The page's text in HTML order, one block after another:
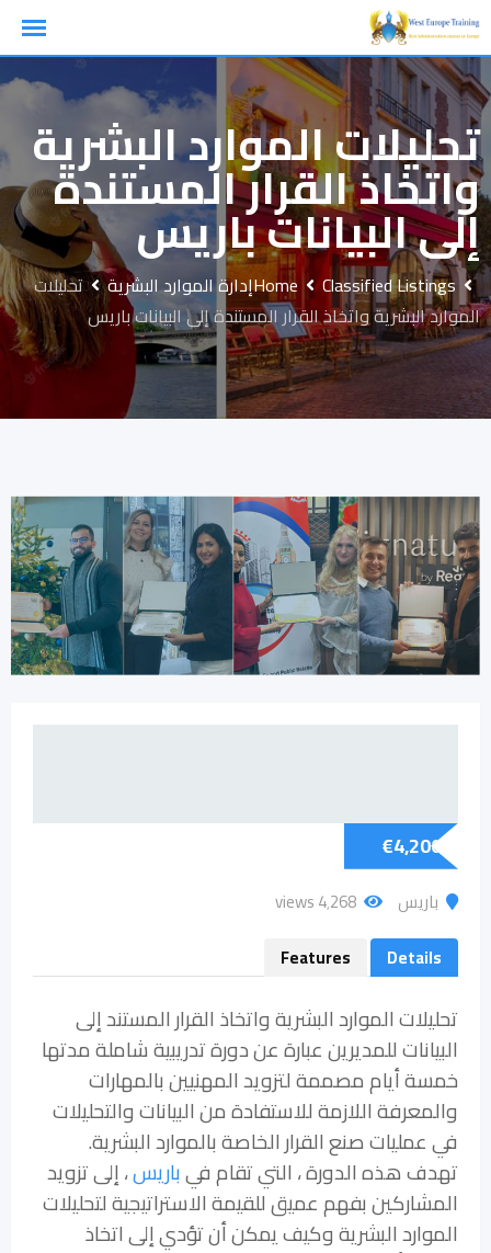
Skip
to
content
تحليلات الموارد البشرية
واتخاذ القرار المستندة
إلى البيانات باريس
Home Classified Listings إدارة الموارد البشرية
تحليلات
الموارد البشرية واتخاذ القرار المستندة إلى البيانات باريس
€4,200
باريس
4٬268 views
Details
Features
تحليلات الموارد البشرية واتخاذ القرار المستند إلى
البيانات للمديرين عبارة عن دورة تدريبية شاملة مدتها
خمسة أيام مصممة لتزويد المهنيين بالمهارات
والمعرفة اللازمة للاستفادة من البيانات والتحليلات
في عمليات صنع القرار الخاصة بالموارد البشرية.
تهدف هذه الدورة ، التي تقام فيباريس، إلى تزويد
المشاركين بفهم عميق للقيمة الاستراتيجية لتحليلات
الموارد البشرية وكيف يمكن أن تؤدي إلى اتخاذ